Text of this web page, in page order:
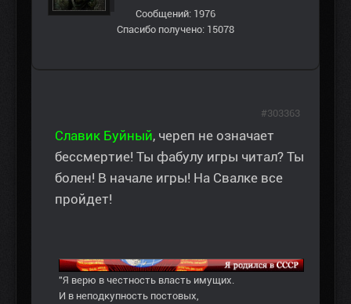
Сообщений: 1976
Спасибо получено: 15078
Славик Буйный, череп не означает
бессмертие! Ты фабулу игры читал? Ты
болен! В начале игры! На Свалке все
пройдет!
"Я верю в честность власть имущих.
И в неподкупность постовых,
#303363